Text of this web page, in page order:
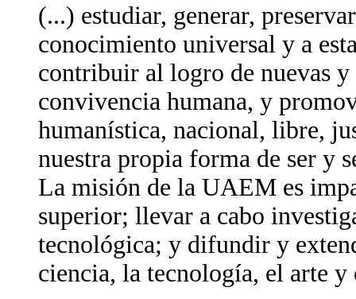
(...) estudiar, generar,
conocimiento universal y a
contribuir al logro de nuevas
convivencia humana, y
humanística, nacional, libre,
nuestra propia forma de ser y
La misión de la UAEM es
superior; llevar a cabo
tecnológica; y difundir y
ciencia, la tecnología, el arte